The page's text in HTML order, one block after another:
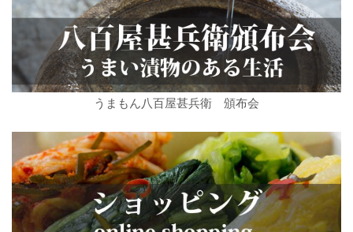
うまもん八百屋甚兵衛 頒布会